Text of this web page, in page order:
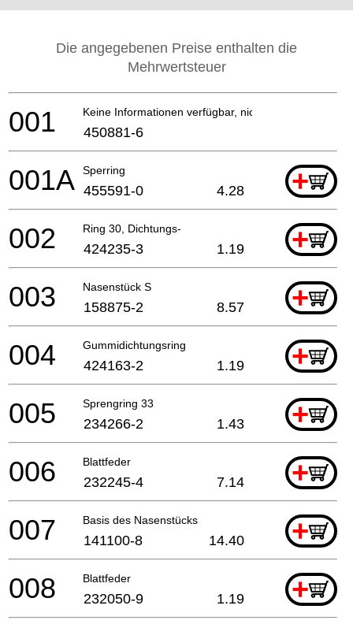
Die angegebenen Preise enthalten die
Mehrwertsteuer
Keine Informationen verfügbar, nicht bestellbar
001 450881-6
Sperring +
001A 455591-0 4.28
Ring 30, Dichtungs- +
002 424235-3 1.19
Nasenstück S +
003 158875-2 8.57
Gummidichtungsring +
004 424163-2 1.19
Sprengring 33 +
005 234266-2 1.43
Blattfeder +
006 232245-4 7.14
Basis des Nasenstücks +
007 141100-8 14.40
Blattfeder +
008 232050-9 1.19